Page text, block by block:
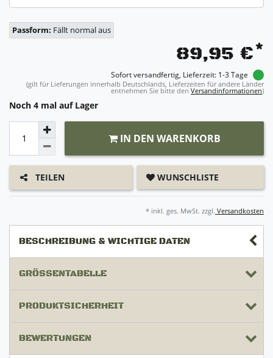
Passform: Fällt normal aus
89,95 €*
Sofort versandfertig, Lieferzeit: 1-3 Tage
(gilt für Lieferungen innerhalb Deutschlands, Lieferzeiten für andere Länder
entnehmen Sie bitte den Versandinformationen)
Noch 4 mal auf Lager
IN DEN WARENKORB
TEILEN WUNSCHLISTE
* inkl. ges. MwSt. zzgl. Versandkosten
BESCHREIBUNG & WICHTIGE DATEN
GRÖSSENTABELLE
PRODUKTSICHERHEIT
BEWERTUNGEN